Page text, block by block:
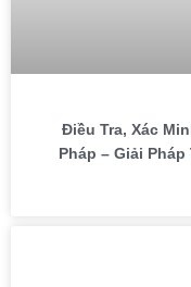
Điều Tra, Xác
Pháp – Giải